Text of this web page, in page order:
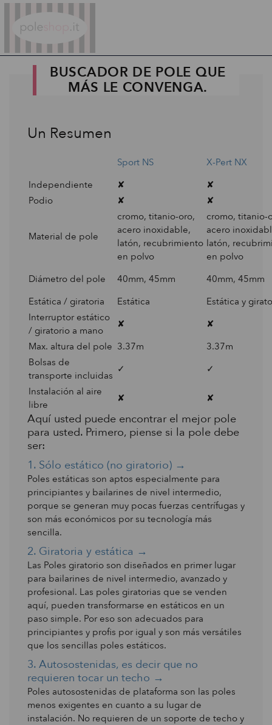
BUSCADOR DE POLE QUE
MÁS LE CONVENGA.
Un Resumen
Sport NS
X-Pert NX
Independiente
✘
✘
Podio
✘ ✘
Material de pole
cromo, titanio-oro,
acero inoxidable,
latón, recubrimiento
en polvo
cromo, titanio-
acero
latón,
en polvo
Diámetro del pole
40mm, 45mm
40mm, 45mm
Estática / giratoria
Estática
Estática y
Interruptor estático
/ giratorio a mano
✘
✘
Max. altura del pole 3.37m
3.37m
Bolsas de
transporte incluidas
✓
✓
Instalación al aire
libre
✘ ✘
Aquí usted puede encontrar el mejor pole
para usted. Primero, piense si la pole debe
ser:
1. Sólo estático (no giratorio) →
Poles estáticas son aptos especialmente para
principiantes y bailarines de nivel intermedio,
porque se generan muy pocas fuerzas centrífugas y
son más económicos por su tecnología más
sencilla.
2. Giratoria y estática →
Las Poles giratorio son diseñados en primer lugar
para bailarines de nivel intermedio, avanzado y
profesional. Las poles giratorias que se venden
aquí, pueden transformarse en estáticos en un
paso simple. Por eso son adecuados para
principiantes y profis por igual y son más versátiles
que los sencillas poles estáticos.
3. Autosostenidas, es decir que no
requieren tocar un techo →
Poles autosostenidas de plataforma son las poles
menos exigentes en cuanto a su lugar de
instalación. No requieren de un soporte de techo y